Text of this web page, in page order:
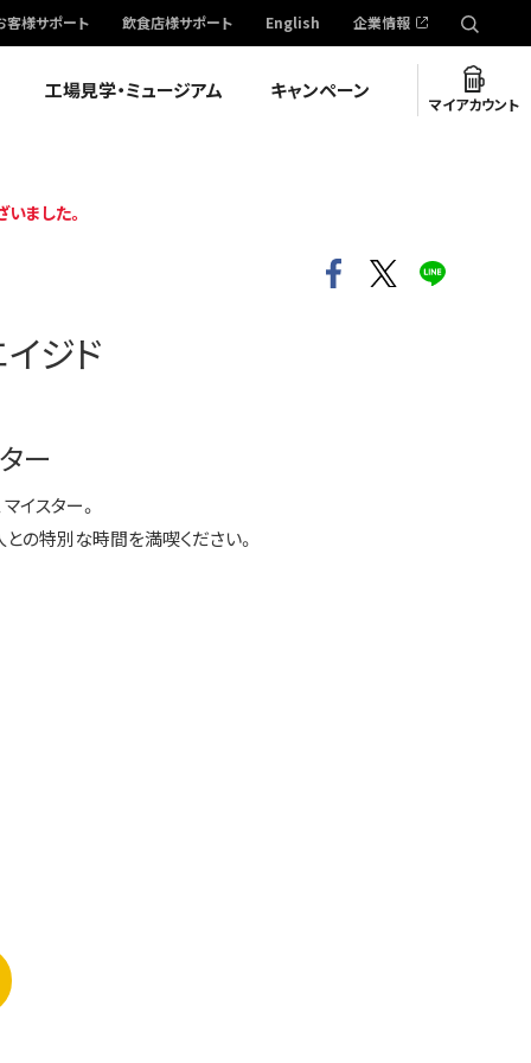
客様サポート 飲食店様サポート English 企業情報
工場見学・ミュージアム キャンペーン
マイアカウント
ました。
ジド
ー
イスター。
の特別な時間を満喫ください。